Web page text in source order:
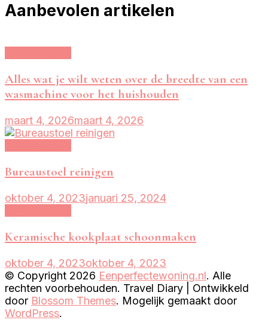
Aanbevolen artikelen
Alles wat je wilt weten over de breedte van een
wasmachine voor het huishouden
maart 4, 2026maart 4, 2026
Bureaustoel reinigen
oktober 4, 2023januari 25, 2024
Keramische kookplaat schoonmaken
oktober 4, 2023oktober 4, 2023
© Copyright 2026 Eenperfectewoning.nl. Alle
rechten voorbehouden. Travel Diary | Ontwikkeld
door Blossom Themes. Mogelijk gemaakt door
WordPress.